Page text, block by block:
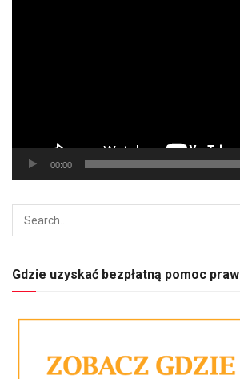
00:00
Gdzie uzyskać bezpłatną pomoc